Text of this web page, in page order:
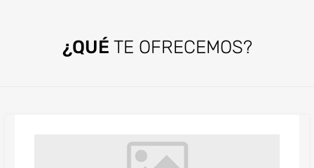
¿QUÉ TE OFRECEMOS?